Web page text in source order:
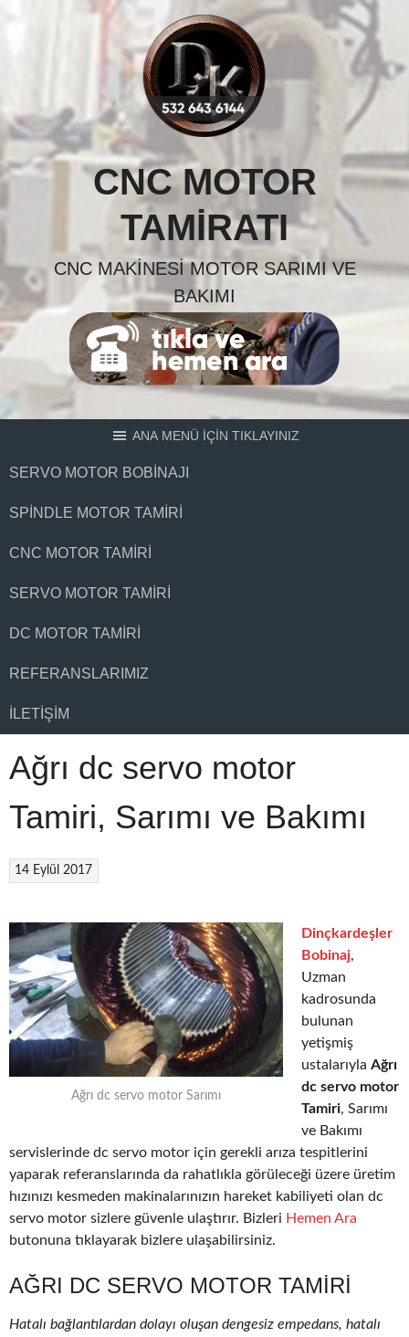
CNC MOTOR
TAMIRATI
CNC MAKINESI MOTOR SARIMI VE
BAKIMI
ANA MENÜ İÇİN TIKLAYINIZ
SERVO MOTOR BOBINAJI
SPINDLE MOTOR TAMIRI
CNC MOTOR TAMIRI
SERVO MOTOR TAMIRI
DC MOTOR TAMIRI
REFERANSLARIMIZ
İLETIŞIM
Ağrı dc servo motor
Tamiri, Sarımı ve Bakımı
14 Eylül 2017
Ağrı dc servo motor Sarımı
Dinçkardeşler
Bobinaj,
Uzman
kadrosunda
bulunan
yetişmiş
ustalarıyla Ağrı
dc servo motor
Tamiri, Sarımı
ve Bakımı
servislerinde dc servo motor için gerekli arıza tespitlerini
yaparak referanslarında da rahatlıkla görüleceği üzere üretim
hızınızı kesmeden makinalarınızın hareket kabiliyeti olan dc
servo motor sizlere güvenle ulaştırır. Bizleri Hemen Ara
butonuna tıklayarak bizlere ulaşabilirsiniz.
AĞRI DC SERVO MOTOR TAMIRI
Hatalı bağlantılardan dolayı oluşan dengesiz empedans, hatalı